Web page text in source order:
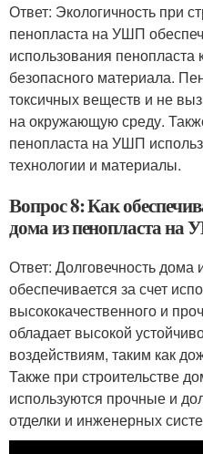
Ответ: Экологичность при
пенопласта на УШП
использования пенопласта
безопасного материала.
токсичных веществ и не
на окружающую среду.
пенопласта на УШП
технологии и материалы.
Вопрос 8: Как
дома из пенопласта
Ответ: Долговечность
обеспечивается за счет
высококачественного и
обладает высокой
воздействиям, таким как
Также при строительстве
используются прочные и
отделки и инженерных